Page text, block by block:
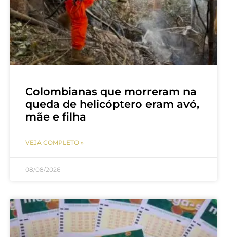
Colombianas que morreram na
queda de helicóptero eram avó,
mãe e filha
VEJA COMPLETO »
08/08/2026